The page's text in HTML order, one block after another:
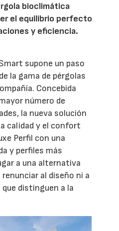
bioclimática
el equilibrio perfecto
y eficiencia.
supone un paso
la gama de pérgolas
Concebida
número de
la nueva solución
calidad y el confort
Perfil con una
y perfiles más
a una alternativa
al diseño ni a
distinguen a la